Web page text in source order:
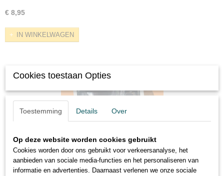
€ 8,95
IN WINKELWAGEN
Cookies toestaan Opties
Toestemming Details Over
Op deze website worden cookies gebruikt
Cookies worden door ons gebruikt voor verkeersanalyse, het
aanbieden van sociale media-functies en het personaliseren van
informatie en advertenties. Daarnaast verlenen we onze sociale